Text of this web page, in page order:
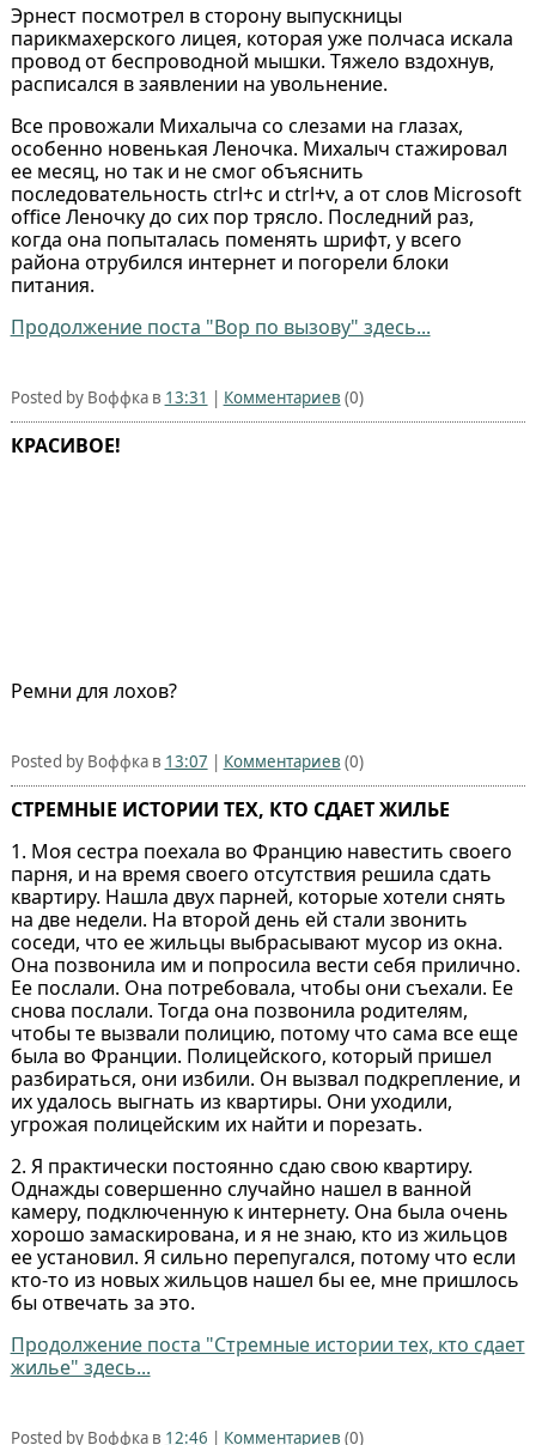
Эрнест посмотрел в сторону выпускницы
парикмахерского лицея, которая уже полчаса искала
провод от беспроводной мышки. Тяжело вздохнув,
расписался в заявлении на увольнение.
Все провожали Михалыча со слезами на глазах,
особенно новенькая Леночка. Михалыч стажировал
ее месяц, но так и не смог объяснить
последовательность ctrl+c и ctrl+v, а от слов Microsoft
office Леночку до сих пор трясло. Последний раз,
когда она попыталась поменять шрифт, у всего
района отрубился интернет и погорели блоки
питания.
Продолжение поста "Вор по вызову" здесь...
Posted by Воффка в 13:31 | Комментариев (0)
КРАСИВОЕ!
Ремни для лохов?
Posted by Воффка в 13:07 | Комментариев (0)
СТРЕМНЫЕ ИСТОРИИ ТЕХ, КТО СДАЕТ ЖИЛЬЕ
1. Моя сестра поехала во Францию навестить своего
парня, и на время своего отсутствия решила сдать
квартиру. Нашла двух парней, которые хотели снять
на две недели. На второй день ей стали звонить
соседи, что ее жильцы выбрасывают мусор из окна.
Она позвонила им и попросила вести себя прилично.
Ее послали. Она потребовала, чтобы они съехали. Ее
снова послали. Тогда она позвонила родителям,
чтобы те вызвали полицию, потому что сама все еще
была во Франции. Полицейского, который пришел
разбираться, они избили. Он вызвал подкрепление, и
их удалось выгнать из квартиры. Они уходили,
угрожая полицейским их найти и порезать.
2. Я практически постоянно сдаю свою квартиру.
Однажды совершенно случайно нашел в ванной
камеру, подключенную к интернету. Она была очень
хорошо замаскирована, и я не знаю, кто из жильцов
ее установил. Я сильно перепугался, потому что если
кто-то из новых жильцов нашел бы ее, мне пришлось
бы отвечать за это.
Продолжение поста "Стремные истории тех, кто сдает
жилье" здесь...
Posted by Воффка в 12:46 | Комментариев (0)